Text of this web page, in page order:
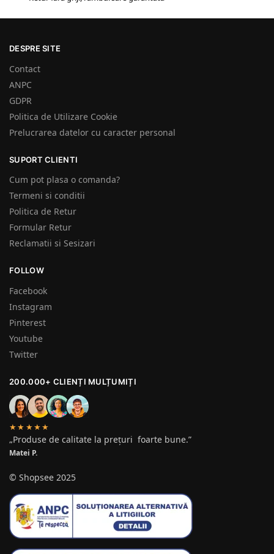
DESPRE SITE
Contact
ANPC
GDPR
Politica de Utilizare Cookie
Prelucrarea datelor cu caracter personal
SUPORT CLIENTI
Cum pot plasa o comanda?
Termeni si conditii
Politica de Retur
Formular Retur
Reclamatii si Sesizari
FOLLOW
Facebook
Instagram
Pinterest
Youtube
Twitter
200.000+ CLIENȚI MULȚUMIȚI
★★★★★
„Produse de calitate la prețuri foarte bune.”
Matei P.
© Shopsee 2025